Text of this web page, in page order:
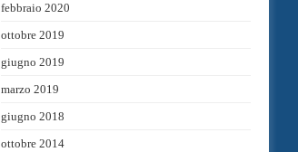
febbraio 2020
ottobre 2019
giugno 2019
marzo 2019
giugno 2018
ottobre 2014